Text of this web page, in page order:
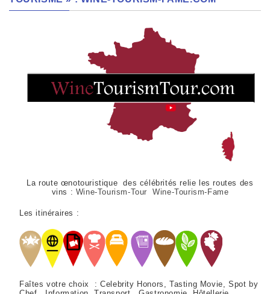
La route œnotouristique des célébrités relie les routes des
vins : Wine-Tourism-Tour Wine-Tourism-Fame
Les itinéraires :
Faîtes votre choix : Celebrity Honors, Tasting Movie, Spot by